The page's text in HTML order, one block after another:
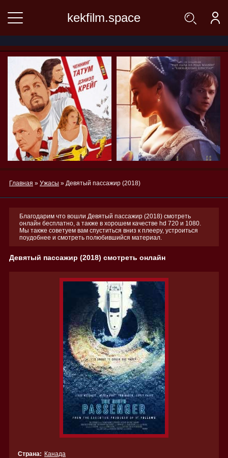
kekfilm.space
Главная » Ужасы » Девятый пассажир (2018)
Благодарим что вошли Девятый пассажир (2018) смотреть
онлайн бесплатно, а также в хорошем качестве hd 720 и 1080.
Мы также советуем вам спуститься вниз к плееру, устроиться
поудобнее и смотреть полюбившийся материал.
Девятый пассажир (2018) смотреть онлайн
Страна: Канада